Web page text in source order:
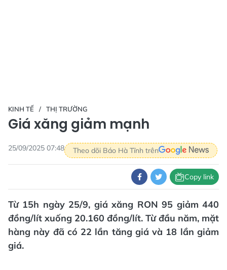
KINH TẾ THỊ TRƯỜNG
Giá xăng giảm mạnh
25/09/2025 07:48 Theo dõi Báo Hà Tĩnh trên
Copy link
Từ 15h ngày 25/9, giá xăng RON 95 giảm 440
đồng/lít xuống 20.160 đồng/lít. Từ đầu năm, mặt
hàng này đã có 22 lần tăng giá và 18 lần giảm
giá.